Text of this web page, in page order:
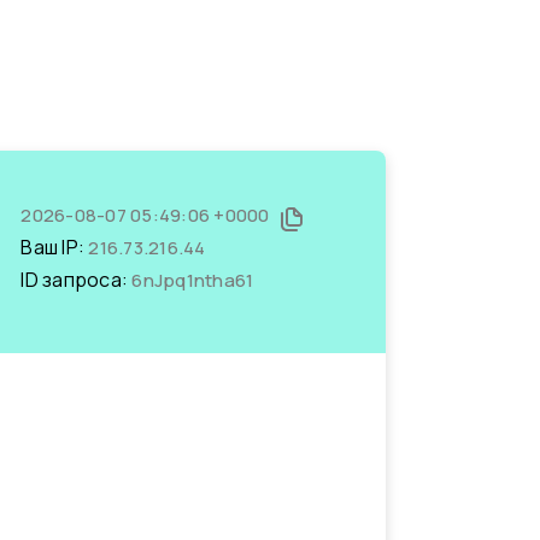
2026-08-07 05:49:06 +0000
Ваш IP:216.73.216.44
ID запроса:6nJpq1ntha61